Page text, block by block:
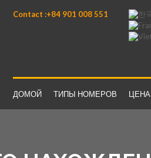
Contact :+84 901 008 551
ДОМОЙ ТИПЫ НОМЕРОВ